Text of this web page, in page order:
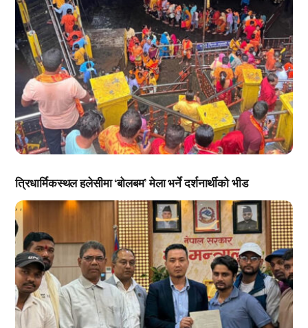
त्रिधार्मिकस्थल हलेसीमा ‘बोलबम’ मेला भर्ने दर्शनार्थीको भीड
,,